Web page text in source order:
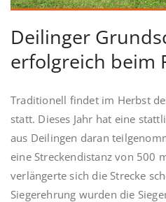
Deilinger
erfolgreich beim
Traditionell findet im Herbst
statt. Dieses Jahr hat eine
aus Deilingen daran
eine Streckendistanz von 500
verlängerte sich die Strecke
Siegerehrung wurden die